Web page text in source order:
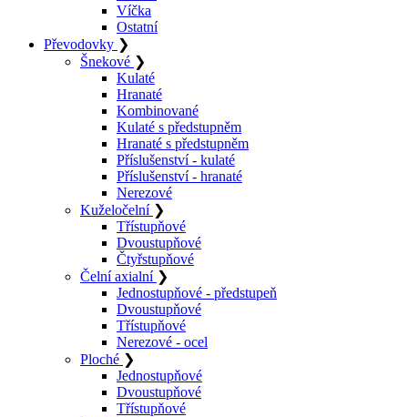
Víčka
Ostatní
Převodovky ❯
Šnekové ❯
Kulaté
Hranaté
Kombinované
Kulaté s předstupněm
Hranaté s předstupněm
Příslušenství - kulaté
Příslušenství - hranaté
Nerezové
Kuželočelní ❯
Třístupňové
Dvoustupňové
Čtyřstupňové
Čelní axialní ❯
Jednostupňové - předstupeň
Dvoustupňové
Třístupňové
Nerezové - ocel
Ploché ❯
Jednostupňové
Dvoustupňové
Třístupňové